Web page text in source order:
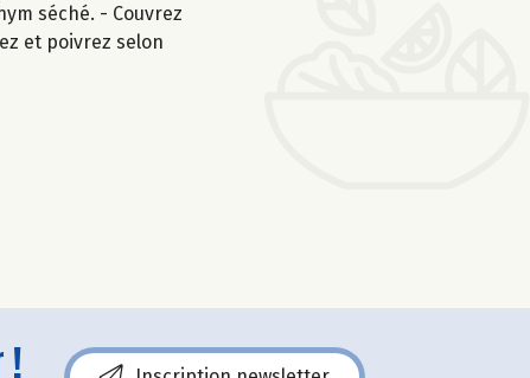
séché. - Couvrez
et poivrez selon
!